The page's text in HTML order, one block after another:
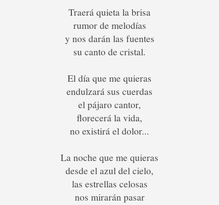
Traerá quieta la brisa
rumor de melodías
y nos darán las fuentes
su canto de cristal.
El día que me quieras
endulzará sus cuerdas
el pájaro cantor,
florecerá la vida,
no existirá el dolor...
La noche que me quieras
desde el azul del cielo,
las estrellas celosas
nos mirarán pasar